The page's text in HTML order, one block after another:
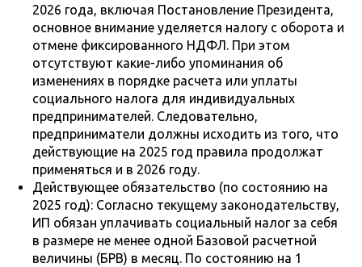
2026 года, включая Постановление Президента,
основное внимание уделяется налогу с оборота и
отмене фиксированного НДФЛ. При этом
отсутствуют какие-либо упоминания об
изменениях в порядке расчета или уплаты
социального налога для индивидуальных
предпринимателей. Следовательно,
предприниматели должны исходить из того, что
действующие на 2025 год правила продолжат
применяться и в 2026 году.
Действующее обязательство (по состоянию на
2025 год): Согласно текущему законодательству,
ИП обязан уплачивать социальный налог за себя
в размере не менее одной Базовой расчетной
величины (БРВ) в месяц. По состоянию на 1